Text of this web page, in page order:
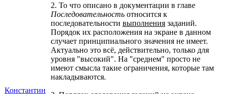
Константин
2. То что описано в документации в главе
Последовательность относится к
последовательности выполнения заданий.
Порядок их расположения на экране в данном
случает принципиального значения не имеет.
Актуально это всё, действительно, только для
уровня "высокий". На "среднем" просто не
имеют смысла такие ограничения, которые там
накладываются.